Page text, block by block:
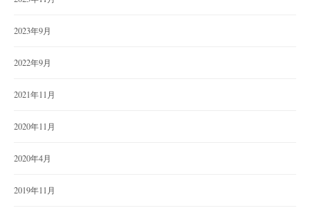
2023年9月
2022年9月
2021年11月
2020年11月
2020年4月
2019年11月